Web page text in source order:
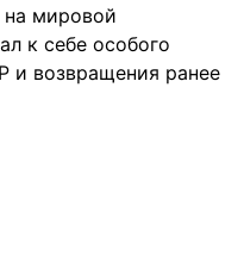
на мировой
к себе особого
и возвращения ранее